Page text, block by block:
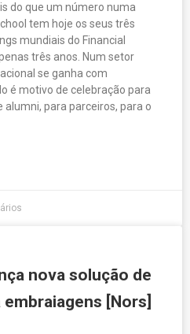
do que um número numa
tem hoje os seus três
mundiais do Financial
três anos. Num setor
se ganha com
é motivo de celebração para
alumni, para parceiros, para o
nova solução de
[Nors]